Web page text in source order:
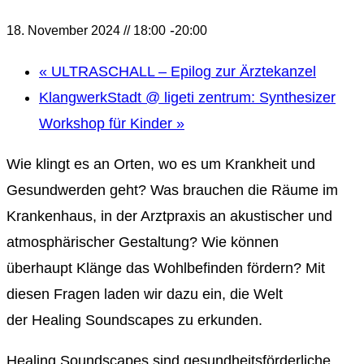
18. November 2024 // 18:00 -20:00
« ULTRASCHALL – Epilog zur Ärztekanzel
KlangwerkStadt @ ligeti zentrum: Synthesizer
Workshop für Kinder »
Wie klingt es an Orten, wo es um Krankheit und
Gesundwerden geht? Was brauchen die Räume im
Krankenhaus, in der Arztpraxis an akustischer und
atmosphärischer Gestaltung? Wie können
überhaupt Klänge das Wohlbefinden fördern? Mit
diesen Fragen laden wir dazu ein, die Welt
der Healing Soundscapes zu erkunden.
Healing Soundscapes sind gesundheitsförderliche